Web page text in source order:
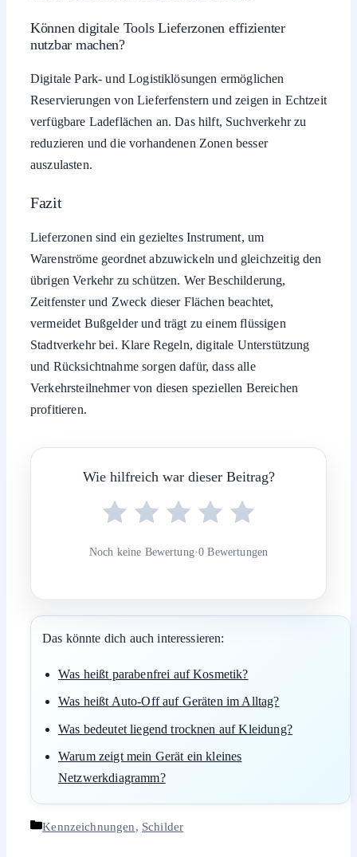
Können digitale Tools Lieferzonen effizienter
nutzbar machen?
Digitale Park- und Logistiklösungen ermöglichen
Reservierungen von Lieferfenstern und zeigen in Echtzeit
verfügbare Ladeflächen an. Das hilft, Suchverkehr zu
reduzieren und die vorhandenen Zonen besser
auszulasten.
Fazit
Lieferzonen sind ein gezieltes Instrument, um
Warenströme geordnet abzuwickeln und gleichzeitig den
übrigen Verkehr zu schützen. Wer Beschilderung,
Zeitfenster und Zweck dieser Flächen beachtet,
vermeidet Bußgelder und trägt zu einem flüssigen
Stadtverkehr bei. Klare Regeln, digitale Unterstützung
und Rücksichtnahme sorgen dafür, dass alle
Verkehrsteilnehmer von diesen speziellen Bereichen
profitieren.
Wie hilfreich war dieser Beitrag?
Noch keine Bewertung·0 Bewertungen
Das könnte dich auch interessieren:
Was heißt parabenfrei auf Kosmetik?
Was heißt Auto-Off auf Geräten im Alltag?
Was bedeutet liegend trocknen auf Kleidung?
Warum zeigt mein Gerät ein kleines
Netzwerkdiagramm?
Kategorien
Kennzeichnungen, Schilder